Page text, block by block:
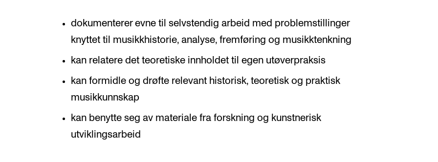
dokumenterer evne til selvstendig arbeid med problemstillinger
knyttet til musikkhistorie, analyse, fremføring og musikktenkning
kan relatere det teoretiske innholdet til egen utøverpraksis
kan formidle og drøfte relevant historisk, teoretisk og praktisk
musikkunnskap
kan benytte seg av materiale fra forskning og kunstnerisk
utviklingsarbeid